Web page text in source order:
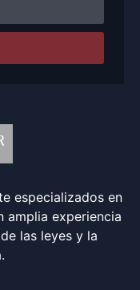
especializados en
amplia experiencia
las leyes y la